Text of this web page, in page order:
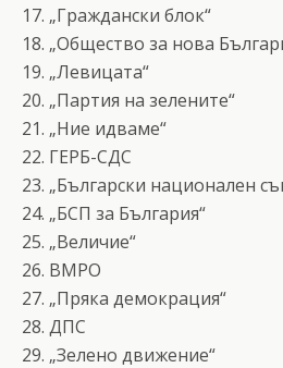
17. „Граждански блок“
18. „Общество за нова
19. „Левицата“
20. „Партия на зелените“
21. „Ние идваме“
22. ГЕРБ-СДС
23. „Български национален
24. „БСП за България“
25. „Величие“
26. ВМРО
27. „Пряка демокрация“
28. ДПС
29. „Зелено движение“